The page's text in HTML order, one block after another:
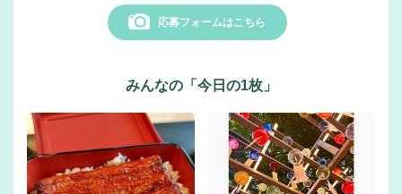
応募フォームはこちら
みんなの「今⽇の1枚」